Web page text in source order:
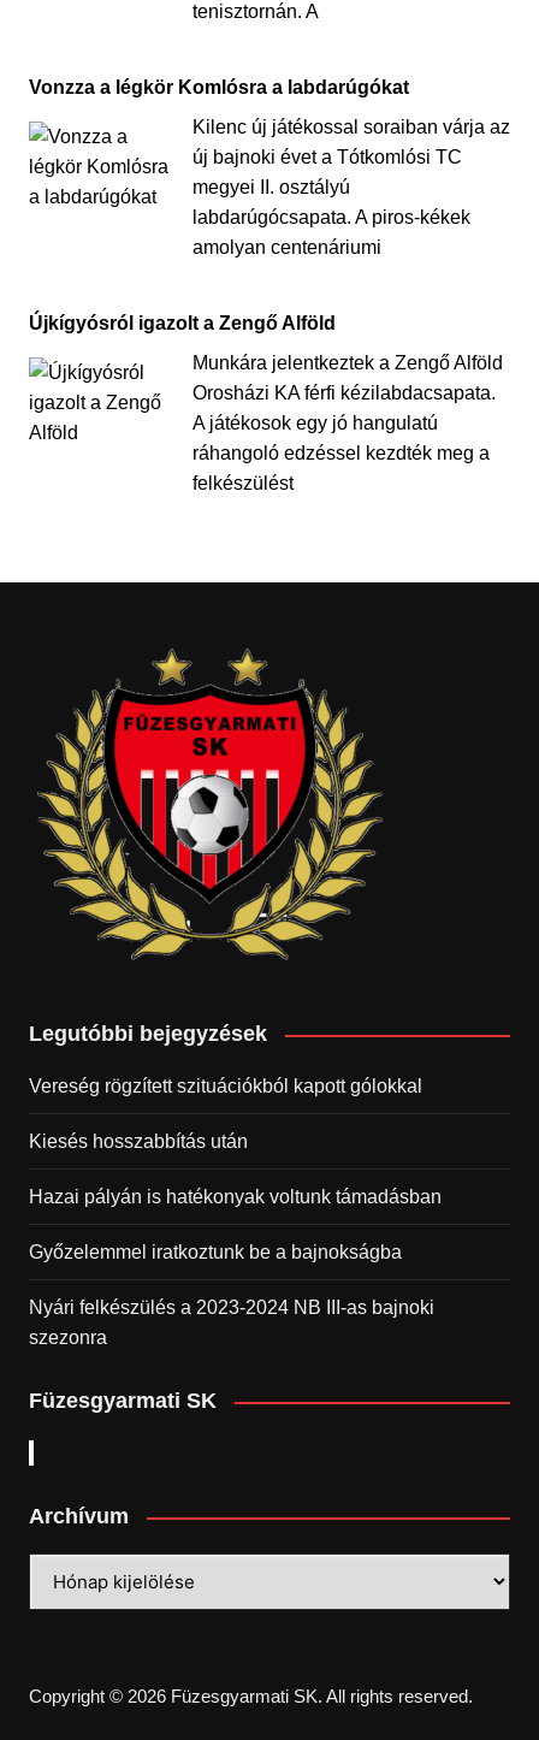
tenisztornán. A
Vonzza a légkör Komlósra a labdarúgókat
Kilenc új játékossal soraiban várja az
új bajnoki évet a Tótkomlósi TC
megyei II. osztályú
labdarúgócsapata. A piros-kékek
amolyan centenáriumi
Újkígyósról igazolt a Zengő Alföld
Munkára jelentkeztek a Zengő Alföld
Orosházi KA férfi kézilabdacsapata.
A játékosok egy jó hangulatú
ráhangoló edzéssel kezdték meg a
felkészülést
Legutóbbi bejegyzések
Vereség rögzített szituációkból kapott gólokkal
Kiesés hosszabbítás után
Hazai pályán is hatékonyak voltunk támadásban
Győzelemmel iratkoztunk be a bajnokságba
Nyári felkészülés a 2023-2024 NB III-as bajnoki
szezonra
Füzesgyarmati SK
Archívum
Copyright © 2026 Füzesgyarmati SK. All rights reserved.